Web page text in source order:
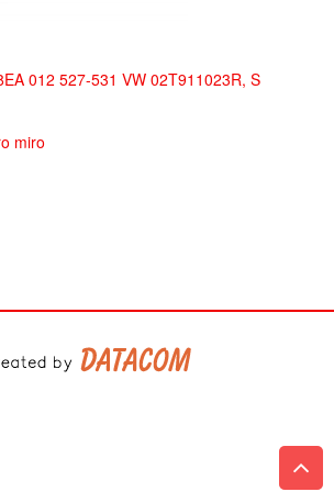
012 527-531 VW 02T911023R, S
miro